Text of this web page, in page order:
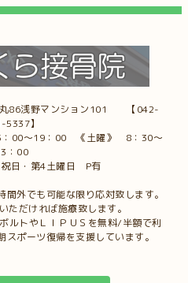
86浅野マンション101 【042-
5337】
00～19：00 《土曜》 8：30～
：00
日・第4土曜日 P有
外でも可能な限り応対致します。
だければ施療致します。
ルトやＬＩＰＵＳを無料/半額で利
ポーツ復帰を支援しています。